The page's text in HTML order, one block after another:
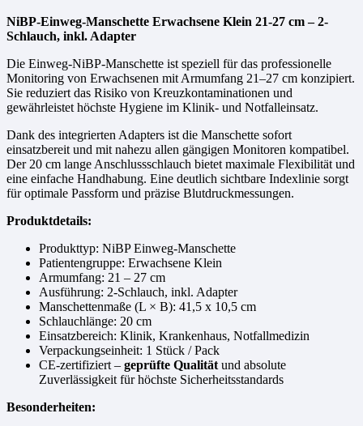
NiBP-Einweg-Manschette Erwachsene Klein 21-27 cm – 2-
Schlauch, inkl. Adapter
Die Einweg-NiBP-Manschette ist speziell für das professionelle
Monitoring von Erwachsenen mit Armumfang 21–27 cm konzipiert.
Sie reduziert das Risiko von Kreuzkontaminationen und
gewährleistet höchste Hygiene im Klinik- und Notfalleinsatz.
Dank des integrierten Adapters ist die Manschette sofort
einsatzbereit und mit nahezu allen gängigen Monitoren kompatibel.
Der 20 cm lange Anschlussschlauch bietet maximale Flexibilität und
eine einfache Handhabung. Eine deutlich sichtbare Indexlinie sorgt
für optimale Passform und präzise Blutdruckmessungen.
Produktdetails:
Produkttyp: NiBP Einweg-Manschette
Patientengruppe: Erwachsene Klein
Armumfang: 21 – 27 cm
Ausführung: 2-Schlauch, inkl. Adapter
Manschettenmaße (L × B): 41,5 x 10,5 cm
Schlauchlänge: 20 cm
Einsatzbereich: Klinik, Krankenhaus, Notfallmedizin
Verpackungseinheit: 1 Stück / Pack
CE-zertifiziert – geprüfte Qualität und absolute
Zuverlässigkeit für höchste Sicherheitsstandards
Besonderheiten: